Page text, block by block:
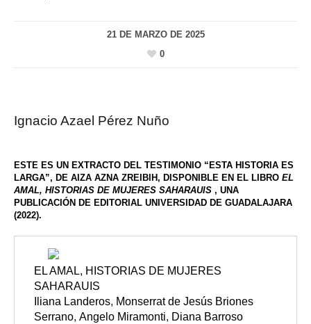
21 DE MARZO DE 2025
0
Ignacio Azael Pérez Nuño
ESTE ES UN EXTRACTO DEL TESTIMONIO “ESTA HISTORIA ES
LARGA”, DE AIZA AZNA ZREIBIH, DISPONIBLE EN EL LIBRO EL
AMAL, HISTORIAS DE MUJERES SAHARAUIS , UNA
PUBLICACIÓN DE EDITORIAL UNIVERSIDAD DE GUADALAJARA
(2022).
EL AMAL, HISTORIAS DE MUJERES
SAHARAUIS
Iliana Landeros, Monserrat de Jesús Briones
Serrano, Angelo Miramonti, Diana Barroso